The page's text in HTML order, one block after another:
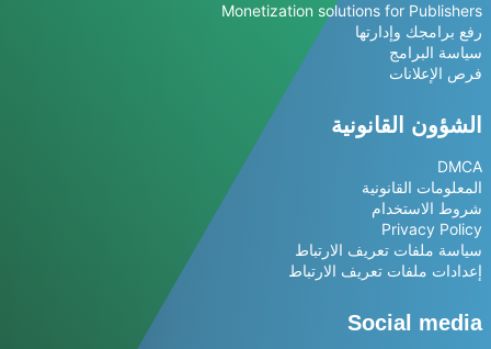
Monetization solutions for Publishers
رفع برامجك وإدارتها
سياسة البرامج
فرص الإعلانات
الشؤون القانونية
DMCA
المعلومات القانونية
شروط الاستخدام
Privacy Policy
سياسة ملفات تعريف الارتباط
إعدادات ملفات تعريف الارتباط
Social media